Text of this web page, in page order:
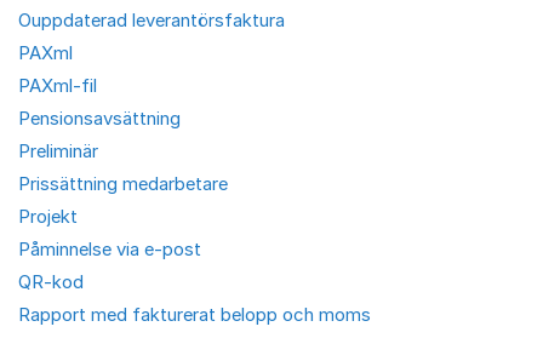
Ouppdaterad leverantörsfaktura
PAXml
PAXml-fil
Pensionsavsättning
Preliminär
Prissättning medarbetare
Projekt
Påminnelse via e-post
QR-kod
Rapport med fakturerat belopp och moms